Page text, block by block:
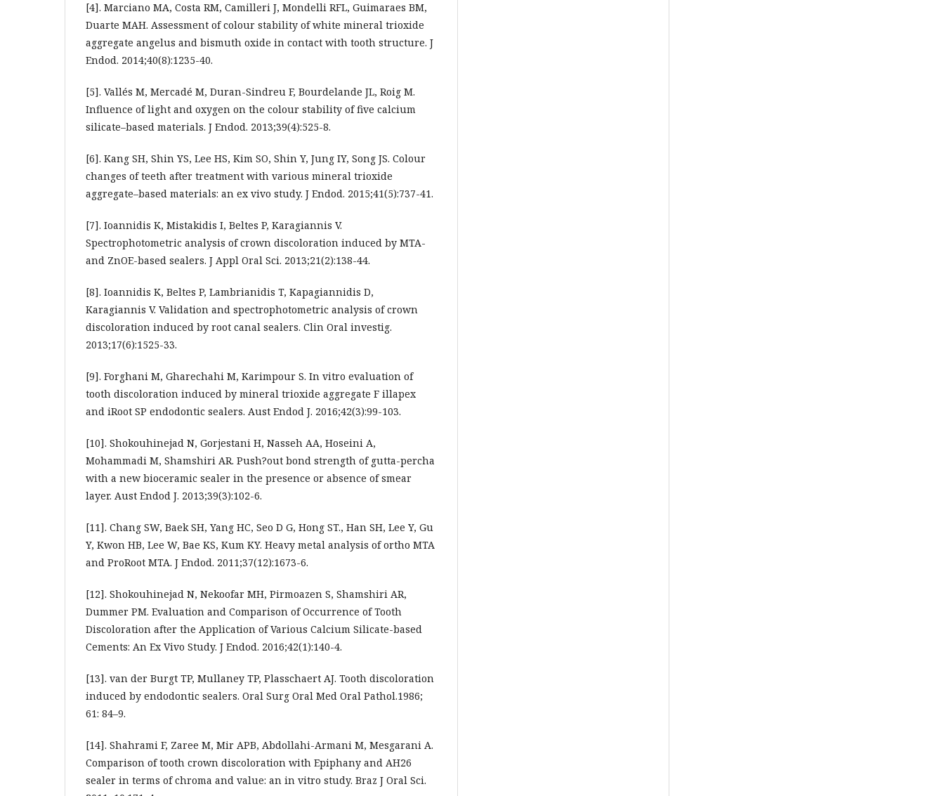
[4]. Marciano MA, Costa RM, Camilleri J, Mondelli RFL, Guimaraes BM,
Duarte MAH. Assessment of colour stability of white mineral trioxide
aggregate angelus and bismuth oxide in contact with tooth structure. J
Endod. 2014;40(8):1235-40.
[5]. Vallés M, Mercadé M, Duran-Sindreu F, Bourdelande JL, Roig M.
Influence of light and oxygen on the colour stability of five calcium
silicate–based materials. J Endod. 2013;39(4):525-8.
[6]. Kang SH, Shin YS, Lee HS, Kim SO, Shin Y, Jung IY, Song JS. Colour
changes of teeth after treatment with various mineral trioxide
aggregate–based materials: an ex vivo study. J Endod. 2015;41(5):737-41.
[7]. Ioannidis K, Mistakidis I, Beltes P, Karagiannis V.
Spectrophotometric analysis of crown discoloration induced by MTA-
and ZnOE-based sealers. J Appl Oral Sci. 2013;21(2):138-44.
[8]. Ioannidis K, Beltes P, Lambrianidis T, Kapagiannidis D,
Karagiannis V. Validation and spectrophotometric analysis of crown
discoloration induced by root canal sealers. Clin Oral investig.
2013;17(6):1525-33.
[9]. Forghani M, Gharechahi M, Karimpour S. In vitro evaluation of
tooth discoloration induced by mineral trioxide aggregate F illapex
and iRoot SP endodontic sealers. Aust Endod J. 2016;42(3):99-103.
[10]. Shokouhinejad N, Gorjestani H, Nasseh AA, Hoseini A,
Mohammadi M, Shamshiri AR. Push?out bond strength of gutta-percha
with a new bioceramic sealer in the presence or absence of smear
layer. Aust Endod J. 2013;39(3):102-6.
[11]. Chang SW, Baek SH, Yang HC, Seo D G, Hong ST., Han SH, Lee Y, Gu
Y, Kwon HB, Lee W, Bae KS, Kum KY. Heavy metal analysis of ortho MTA
and ProRoot MTA. J Endod. 2011;37(12):1673-6.
[12]. Shokouhinejad N, Nekoofar MH, Pirmoazen S, Shamshiri AR,
Dummer PM. Evaluation and Comparison of Occurrence of Tooth
Discoloration after the Application of Various Calcium Silicate-based
Cements: An Ex Vivo Study. J Endod. 2016;42(1):140-4.
[13]. van der Burgt TP, Mullaney TP, Plasschaert AJ. Tooth discoloration
induced by endodontic sealers. Oral Surg Oral Med Oral Pathol.1986;
61: 84–9.
[14]. Shahrami F, Zaree M, Mir APB, Abdollahi-Armani M, Mesgarani A.
Comparison of tooth crown discoloration with Epiphany and AH26
sealer in terms of chroma and value: an in vitro study. Braz J Oral Sci.